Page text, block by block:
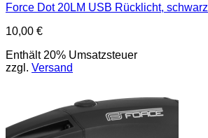
Force Dot 20LM USB Rücklicht, schwarz
10,00 €
Enthält 20% Umsatzsteuer
zzgl. Versand